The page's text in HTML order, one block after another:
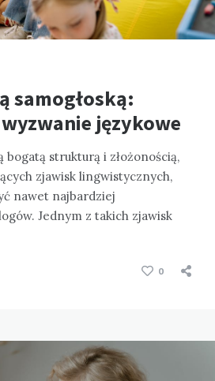
samogłoską:
językowe
bogatą strukturą i złożonością,
zjawisk lingwistycznych,
nawet najbardziej
Jednym z takich zjawisk
0